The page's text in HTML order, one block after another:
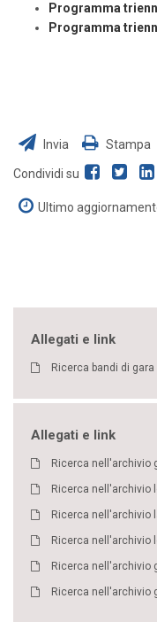
Programma
Programma
Invia Stampa
Condividi su
Ultimo
Allegati e link
Ricerca bandi di gara
Allegati e link
Ricerca nell'archivio
Ricerca nell'archivio
Ricerca nell'archivio
Ricerca nell'archivio
Ricerca nell'archivio
Ricerca nell'archivio